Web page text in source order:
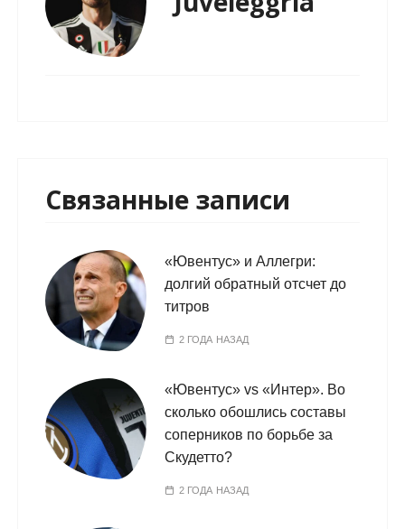
Связанные записи
«Ювентус» и Аллегри:
долгий обратный отсчет до
титров
2 ГОДА НАЗАД
«Ювентус» vs «Интер». Во
сколько обошлись составы
соперников по борьбе за
Скудетто?
2 ГОДА НАЗАД